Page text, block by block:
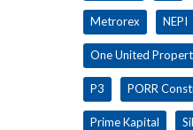
Metrorex NEPI
One United
P3 PORR
Prime Kapital